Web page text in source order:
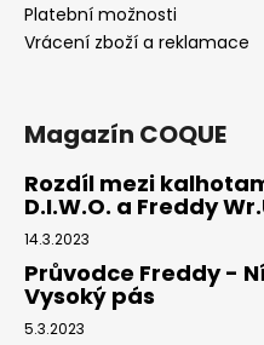
Platební možnosti
Vrácení zboží a reklamace
Magazín COQUE
Rozdíl mezi
D.I.W.O. a Freddy
14.3.2023
Průvodce Freddy -
Vysoký pás
5.3.2023